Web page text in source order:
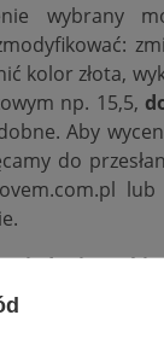
wybrany
kolor złota,
np. 15,5,
Aby
do
lub
jednej sztuki.